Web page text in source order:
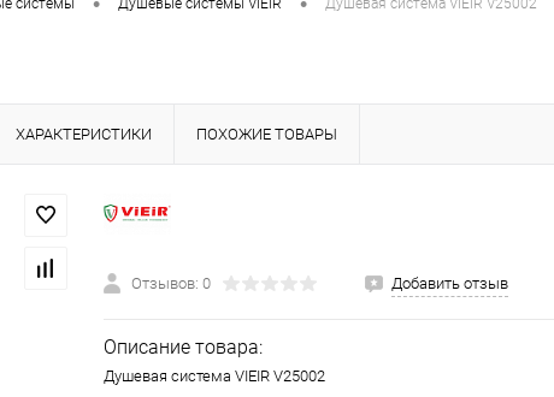
системы Душевые системы VIEIR Душевая система VIEIR V25002
ХАРАКТЕРИСТИКИ ПОХОЖИЕ ТОВАРЫ
Отзывов: 0 Добавить отзыв
Описание товара:
Душевая система VIEIR V25002